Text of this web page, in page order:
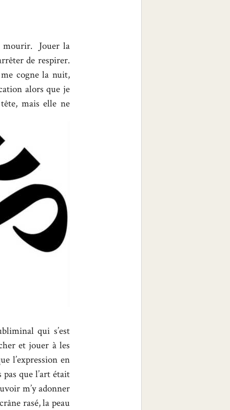
mourir. Jouer la
de respirer.
cogne la nuit,
alors que je
mais elle ne
qui s’est
et jouer à les
l’expression en
pas que l’art était
m’y adonner
rasé, la peau